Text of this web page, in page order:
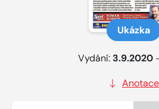
Ukázka
Vydání: 3.9.2020
Anotace